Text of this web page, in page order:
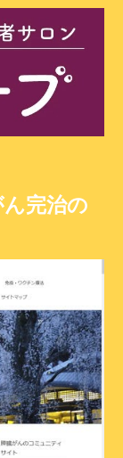
ん完治の